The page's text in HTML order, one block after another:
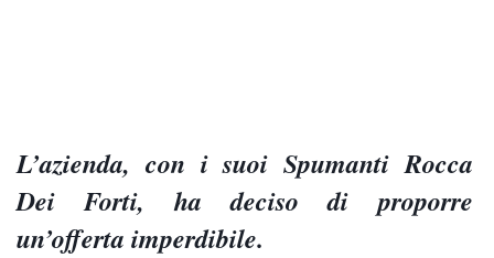
L’azienda, con i suoi Spumanti Rocca
Dei Forti, ha deciso di proporre
un’offerta imperdibile.